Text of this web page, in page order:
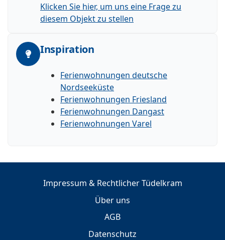
Klicken Sie hier, um uns eine Frage zu
diesem Objekt zu stellen
Inspiration
Ferienwohnungen deutsche
Nordseeküste
Ferienwohnungen Friesland
Ferienwohnungen Dangast
Ferienwohnungen Varel
Impressum & Rechtlicher Tüdelkram
Über uns
AGB
Datenschutz